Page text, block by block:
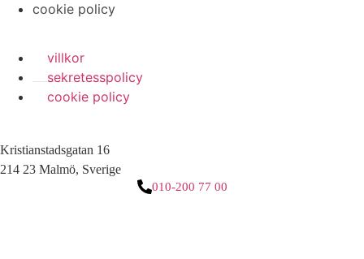
cookie policy
villkor
sekretesspolicy
cookie policy
Kristianstadsgatan 16
214 23 Malmö, Sverige
010-200 77 00